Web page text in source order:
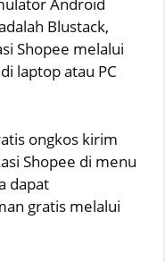
Android
Blustack,
Shopee melalui
laptop atau PC
ongkos kirim
Shopee di menu
dapat
gratis melalui